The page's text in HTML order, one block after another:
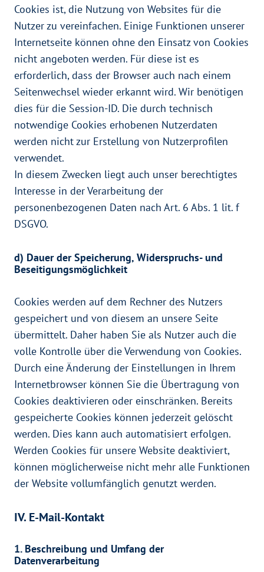
Cookies ist, die Nutzung von Websites für die
Nutzer zu vereinfachen. Einige Funktionen unserer
Internetseite können ohne den Einsatz von Cookies
nicht angeboten werden. Für diese ist es
erforderlich, dass der Browser auch nach einem
Seitenwechsel wieder erkannt wird. Wir benötigen
dies für die Session-ID. Die durch technisch
notwendige Cookies erhobenen Nutzerdaten
werden nicht zur Erstellung von Nutzerprofilen
verwendet.
In diesem Zwecken liegt auch unser berechtigtes
Interesse in der Verarbeitung der
personenbezogenen Daten nach Art. 6 Abs. 1 lit. f
DSGVO.
d) Dauer der Speicherung, Widerspruchs- und
Beseitigungsmöglichkeit
Cookies werden auf dem Rechner des Nutzers
gespeichert und von diesem an unsere Seite
übermittelt. Daher haben Sie als Nutzer auch die
volle Kontrolle über die Verwendung von Cookies.
Durch eine Änderung der Einstellungen in Ihrem
Internetbrowser können Sie die Übertragung von
Cookies deaktivieren oder einschränken. Bereits
gespeicherte Cookies können jederzeit gelöscht
werden. Dies kann auch automatisiert erfolgen.
Werden Cookies für unsere Website deaktiviert,
können möglicherweise nicht mehr alle Funktionen
der Website vollumfänglich genutzt werden.
IV. E-Mail-Kontakt
1. Beschreibung und Umfang der
Datenverarbeitung